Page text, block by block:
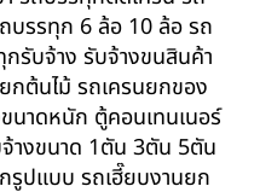
บรรทุก 6 ล้อ 10 ล้อ รถ
รับจ้าง รับจ้างขนสินค้า
กต้นไม้ รถเครนยกของ
าดหนัก ตู้คอนเทนเนอร์
จ้างขนาด 1ตัน 3ตัน 5ตัน
รูปแบบ รถเฮี๊ยบงานยก